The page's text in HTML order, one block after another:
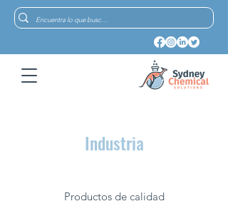
Industria
Productos de calidad